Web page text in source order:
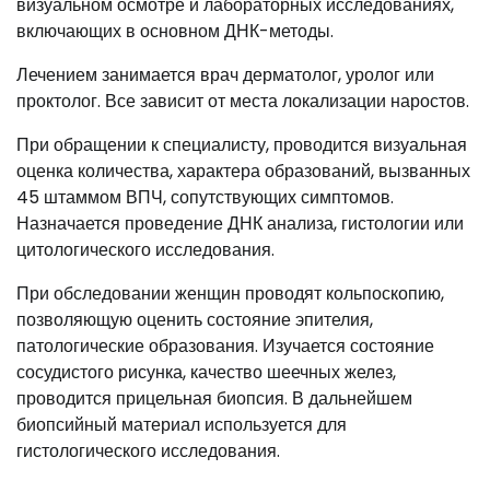
визуальном осмотре и лабораторных исследованиях,
включающих в основном ДНК-методы.
Лечением занимается врач дерматолог, уролог или
проктолог. Все зависит от места локализации наростов.
При обращении к специалисту, проводится визуальная
оценка количества, характера образований, вызванных
45 штаммом ВПЧ, сопутствующих симптомов.
Назначается проведение ДНК анализа, гистологии или
цитологического исследования.
При обследовании женщин проводят кольпоскопию,
позволяющую оценить состояние эпителия,
патологические образования. Изучается состояние
сосудистого рисунка, качество шеечных желез,
проводится прицельная биопсия. В дальнейшем
биопсийный материал используется для
гистологического исследования.